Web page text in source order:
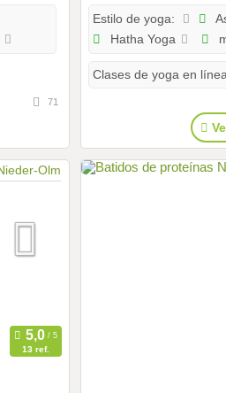
71
Estilo de yoga:
Hatha Yoga
Clases de yoga en línea
13 ref.